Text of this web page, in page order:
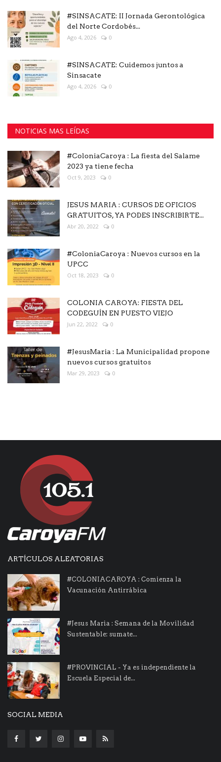
#SINSACATE: II Jornada Gerontológica
del Norte Cordobés...
Ago 4, 2026 0
#SINSACATE: Cuidemos juntos a
Sinsacate
Ago 4, 2026 0
NOTICIAS MAS LEÍDAS
#ColoniaCaroya : La fiesta del Salame
2023 ya tiene fecha
Oct 9, 2023 0
JESUS MARIA : CURSOS DE OFICIOS
GRATUITOS, YA PODES INSCRIBIRTE...
Abr 20, 2022 0
#ColoniaCaroya : Nuevos cursos en la
UPCC
Oct 18, 2023 0
COLONIA CAROYA: FIESTA DEL
CODEGUÍN EN PUESTO VIEJO
Jun 22, 2022 0
#JesusMaria : La Municipalidad propone
nuevos cursos gratuitos
Mar 29, 2023 0
ARTÍCULOS ALEATORIAS
#COLONIACAROYA : Comienza la
Vacunación Antirrábica
#Jesus Maria : Semana de la Movilidad
Sustentable: sumate...
#PROVINCIAL - Ya es independiente la
Escuela Especial de...
SOCIAL MEDIA